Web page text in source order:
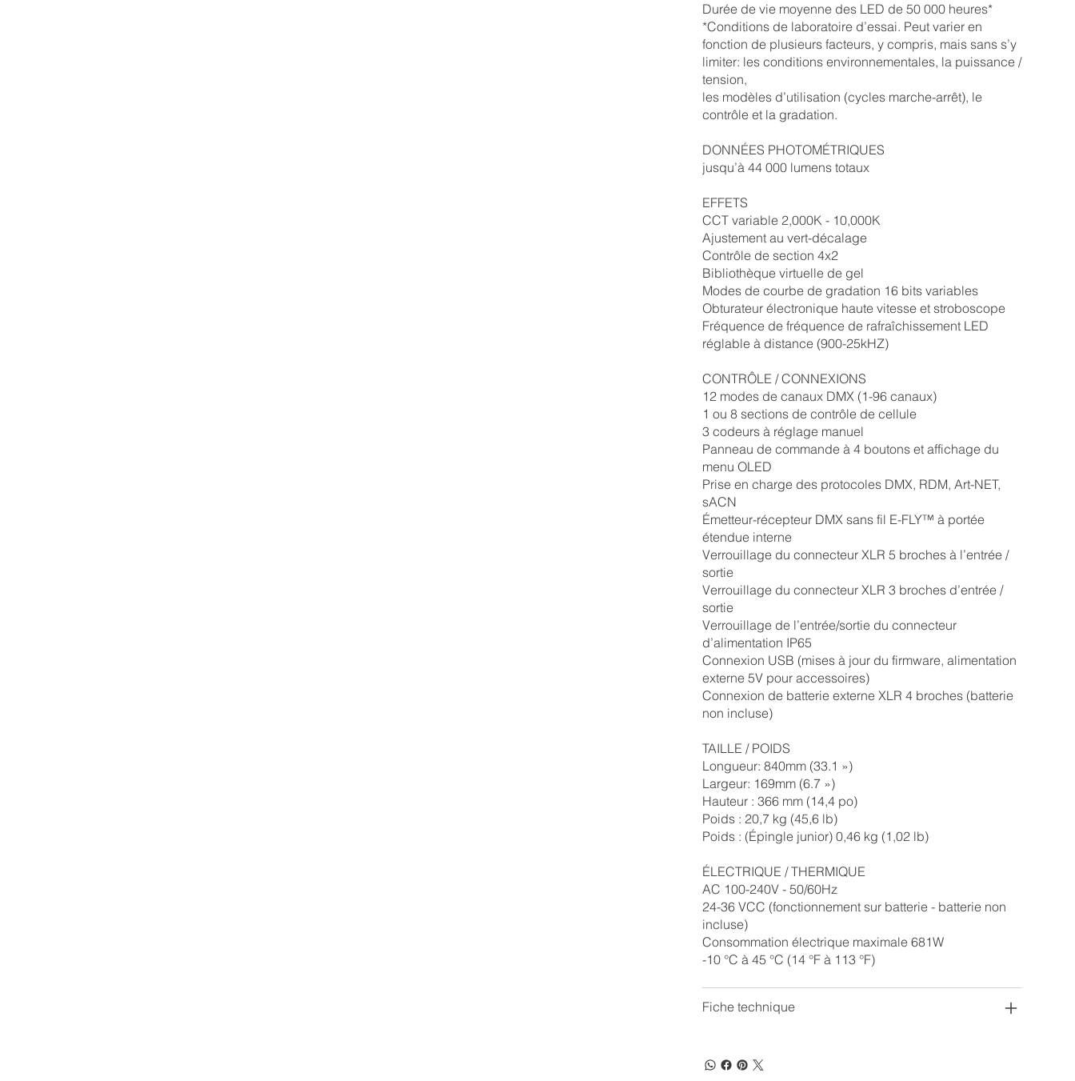
Durée de vie moyenne des LED de 50 000 heures*
*Conditions de laboratoire d’essai. Peut varier en
fonction de plusieurs facteurs, y compris, mais sans s’y
limiter: les conditions environnementales, la puissance /
tension,
les modèles d’utilisation (cycles marche-arrêt), le
contrôle et la gradation.
DONNÉES PHOTOMÉTRIQUES
jusqu’à 44 000 lumens totaux
EFFETS
CCT variable 2,000K - 10,000K
Ajustement au vert-décalage
Contrôle de section 4x2
Bibliothèque virtuelle de gel
Modes de courbe de gradation 16 bits variables
Obturateur électronique haute vitesse et stroboscope
Fréquence de fréquence de rafraîchissement LED
réglable à distance (900-25kHZ)
CONTRÔLE / CONNEXIONS
12 modes de canaux DMX (1-96 canaux)
1 ou 8 sections de contrôle de cellule
3 codeurs à réglage manuel
Panneau de commande à 4 boutons et affichage du
menu OLED
Prise en charge des protocoles DMX, RDM, Art-NET,
sACN
Émetteur-récepteur DMX sans fil E-FLY™ à portée
étendue interne
Verrouillage du connecteur XLR 5 broches à l’entrée /
sortie
Verrouillage du connecteur XLR 3 broches d’entrée /
sortie
Verrouillage de l’entrée/sortie du connecteur
d’alimentation IP65
Connexion USB (mises à jour du firmware, alimentation
externe 5V pour accessoires)
Connexion de batterie externe XLR 4 broches (batterie
non incluse)
TAILLE / POIDS
Longueur: 840mm (33.1 »)
Largeur: 169mm (6.7 »)
Hauteur : 366 mm (14,4 po)
Poids : 20,7 kg (45,6 lb)
Poids : (Épingle junior) 0,46 kg (1,02 lb)
ÉLECTRIQUE / THERMIQUE
AC 100-240V - 50/60Hz
24-36 VCC (fonctionnement sur batterie - batterie non
incluse)
Consommation électrique maximale 681W
-10 °C à 45 °C (14 °F à 113 °F)
Fiche technique